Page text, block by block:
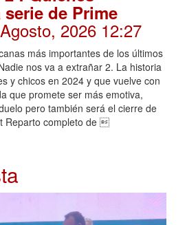
de Prime
2026 12:27
más importantes de los últimos
nos va a extrañar 2. La historia
y chicos en 2024 y que vuelve con
que promete ser más emotiva,
pero también será el cierre de
Reparto completo de 